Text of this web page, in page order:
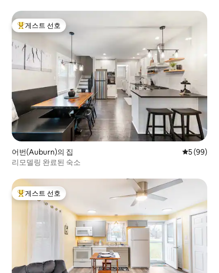
상위 게스트 선호
게스트 선호
어번(Auburn)의 집 평점 5점(5
5 (99)
리모델링 완료된 숙소
상위 게스트 선호
게스트 선호